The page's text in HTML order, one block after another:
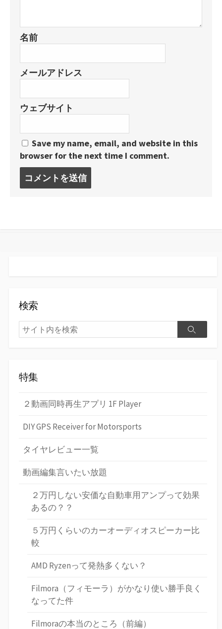
名前
メールアドレス
ウェブサイト
Save my name, email, and website in this
browser for the next time I comment.
メ
検索
検
索
検
特集
２動画同時再生アプリ 1F Player
DIY GPS Receiver for Motorsports
タイヤレビュー一覧
動画編集言いたい放題
２万円しない安価な自動車用アンプって効果
あるの？？
５万円くらいのカーオーディオスピーカー比
較
AMD Ryzenって発熱多くない？
Filmora（フィモーラ）がかなり使い勝手良く
なってた件
Filmoraの本当のところ（前編）